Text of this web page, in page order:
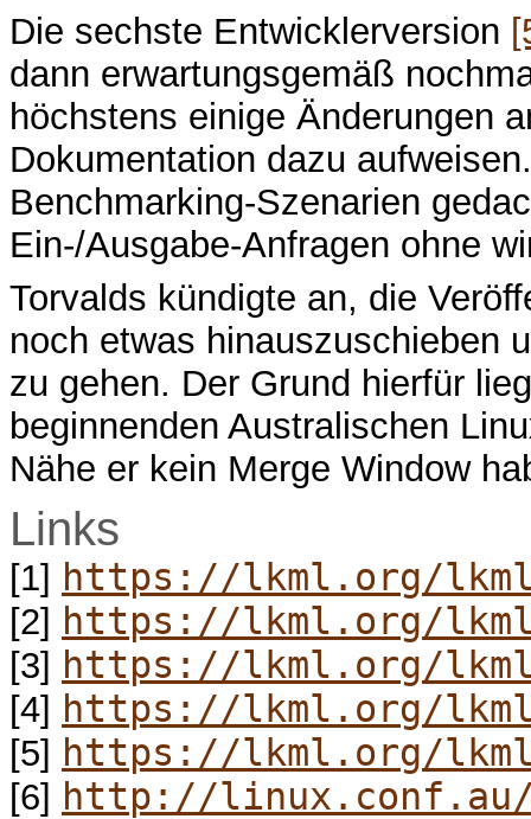
Die sechste Entwicklerversion
dann erwartungsgemäß
höchstens einige Änderungen
Dokumentation dazu
Benchmarking-Szenarien
Ein-/Ausgabe-Anfragen ohne
Torvalds kündigte an, die
noch etwas hinauszuschieben
zu gehen. Der Grund hierfür
beginnenden Australischen
Nähe er kein Merge Window
Links
[1] https://lkml.org/
[2] https://lkml.org/
[3] https://lkml.org/
[4] https://lkml.org/
[5] https://lkml.org/
[6] http://